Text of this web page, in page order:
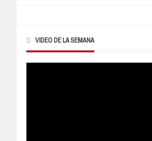
VIDEO DE LA SEMANA